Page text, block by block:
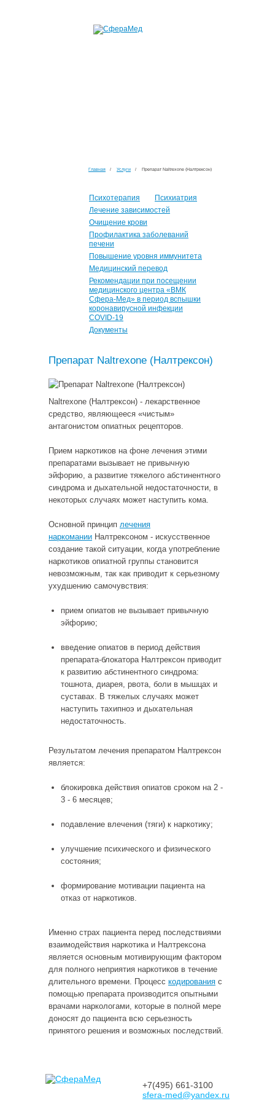
Главная / Услуги / Препарат Naltrexone (Налтрексон)
Психотерапия
Психиатрия
Лечение зависимостей
Очищение крови
Профилактика заболеваний
печени
Повышение уровня иммунитета
Медицинский перевод
Рекомендации при посещении
медицинского центра «ВМК
Сфера-Мед» в период вспышки
коронавирусной инфекции
COVID-19
Документы
Препарат Naltrexone (Налтрексон)
Naltrexone (Налтрексон) - лекарственное
средство, являющееся «чистым»
антагонистом опиатных рецепторов.
Прием наркотиков на фоне лечения этими
препаратами вызывает не привычную
эйфорию, а развитие тяжелого абстинентного
синдрома и дыхательной недостаточности, в
некоторых случаях может наступить кома.
Основной принцип лечения
наркомании Налтрексоном - искусственное
создание такой ситуации, когда употребление
наркотиков опиатной группы становится
невозможным, так как приводит к серьезному
ухудшению самочувствия:
прием опиатов не вызывает привычную
эйфорию;
введение опиатов в период действия
препарата-блокатора Налтрексон приводит
к развитию абстинентного синдрома:
тошнота, диарея, рвота, боли в мышцах и
суставах. В тяжелых случаях может
наступить тахипноэ и дыхательная
недостаточность.
Результатом лечения препаратом Налтрексон
является:
блокировка действия опиатов сроком на 2 -
3 - 6 месяцев;
подавление влечения (тяги) к наркотику;
улучшение психического и физического
состояния;
формирование мотивации пациента на
отказ от наркотиков.
Именно страх пациента перед последствиями
взаимодействия наркотика и Налтрексона
является основным мотивирующим фактором
для полного неприятия наркотиков в течение
длительного времени. Процесс кодирования с
помощью препарата производится опытными
врачами наркологами, которые в полной мере
доносят до пациента всю серьезность
принятого решения и возможных последствий.
+7(495) 661-3100
sfera-med@yandex.ru